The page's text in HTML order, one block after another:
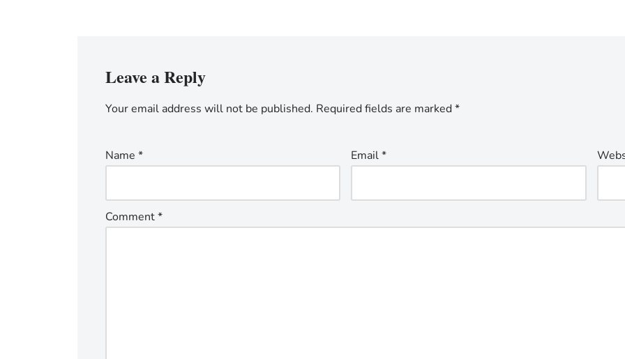
Leave a Reply
Your email address will not be published. Required fields are marked*
Name * Email*
Comment*